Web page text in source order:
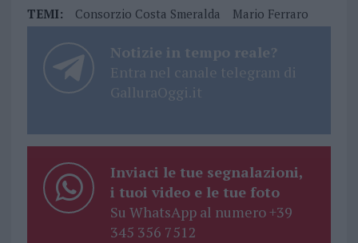
TEMI: Consorzio Costa Smeralda Mario Ferraro
Notizie in tempo reale?
Entra nel canale telegram di
GalluraOggi.it
Inviaci le tue segnalazioni,
i tuoi video e le tue foto
Su WhatsApp al numero +39
345 356 7512